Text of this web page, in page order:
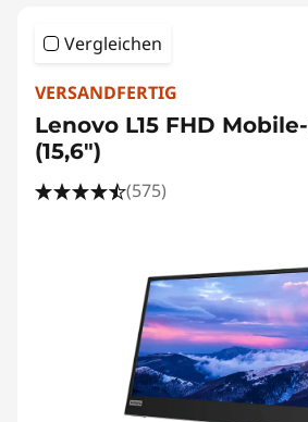
Vergleichen
VERSANDFERTIG
Lenovo L15 FHD
(15,6")
(575)